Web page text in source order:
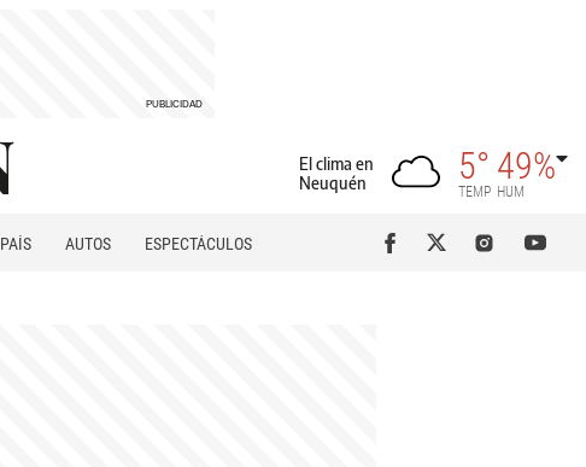
El clima en
Neuquén
5°
TEMP
49%
HUM
PAÍS AUTOS
ESPECTÁCULOS